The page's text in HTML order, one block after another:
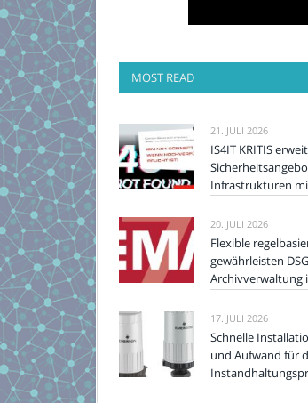
MOST READ
21. JULI 2026
IS4IT KRITIS
Infrastrukturen
20. JULI 2026
Flexible
gewährleisten
Archivverwaltung
17. JULI 2026
Schnelle
und Aufwand für